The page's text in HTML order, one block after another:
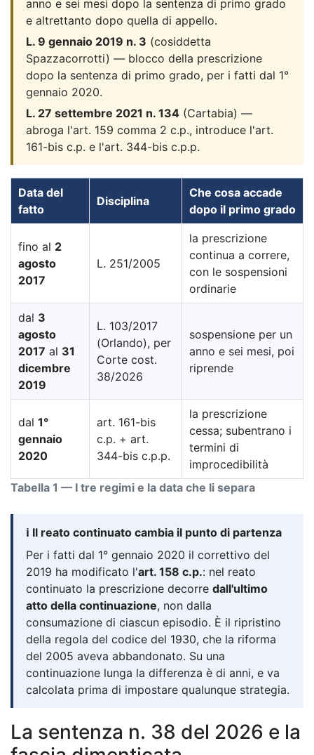
anno e sei mesi dopo la sentenza di primo grado
e altrettanto dopo quella di appello.
L. 9 gennaio 2019 n. 3 (cosiddetta
Spazzacorrotti) — blocco della prescrizione
dopo la sentenza di primo grado, per i fatti dal 1°
gennaio 2020.
L. 27 settembre 2021 n. 134 (Cartabia) —
abroga l'art. 159 comma 2 c.p., introduce l'art.
161-bis c.p. e l'art. 344-bis c.p.p.
Tabella 1 — I tre regimi e la data che li separa
Data del
fatto
Disciplina
Che cosa accade
dopo il primo grado
fino al 2
agosto
2017
L. 251/2005
la prescrizione
continua a correre,
con le sospensioni
ordinarie
dal 3
agosto
2017 al 31
dicembre
2019
L. 103/2017
(Orlando), per
Corte cost.
38/2026
sospensione per un
anno e sei mesi, poi
riprende
dal 1°
gennaio
2020
art. 161-bis
c.p. + art.
344-bis c.p.p.
la prescrizione
cessa; subentrano i
termini di
improcedibilità
ℹ️ Il reato continuato cambia il punto di partenza
Per i fatti dal 1° gennaio 2020 il correttivo del
2019 ha modificato l'art. 158 c.p.: nel reato
continuato la prescrizione decorre dall'ultimo
atto della continuazione, non dalla
consumazione di ciascun episodio. È il ripristino
della regola del codice del 1930, che la riforma
del 2005 aveva abbandonato. Su una
continuazione lunga la differenza è di anni, e va
calcolata prima di impostare qualunque strategia.
La sentenza n. 38 del 2026 e la